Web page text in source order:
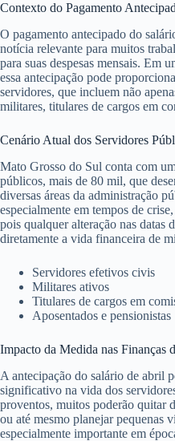
Contexto do Pagamento
O pagamento antecipado do
notícia relevante para muitos
para suas despesas mensais. Em
essa antecipação pode
servidores, que incluem não
militares, titulares de cargos em
Cenário Atual dos Servidores
Mato Grosso do Sul conta com
públicos, mais de 80 mil, que
diversas áreas da administração
especialmente em tempos de
pois qualquer alteração nas datas
diretamente a vida financeira de
Servidores efetivos civis
Militares ativos
Titulares de cargos em
Aposentados e pensionistas
Impacto da Medida nas Finanças
A antecipação do salário de abril
significativo na vida dos
proventos, muitos poderão quitar
ou até mesmo planejar pequenas
especialmente importante em